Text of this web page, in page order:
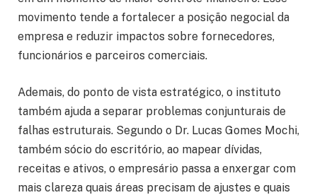
movimento tende a fortalecer a posição negocial da
empresa e reduzir impactos sobre fornecedores,
funcionários e parceiros comerciais.
Ademais, do ponto de vista estratégico, o instituto
também ajuda a separar problemas conjunturais de
falhas estruturais. Segundo o Dr. Lucas Gomes Mochi,
também sócio do escritório, ao mapear dívidas,
receitas e ativos, o empresário passa a enxergar com
mais clareza quais áreas precisam de ajustes e quais